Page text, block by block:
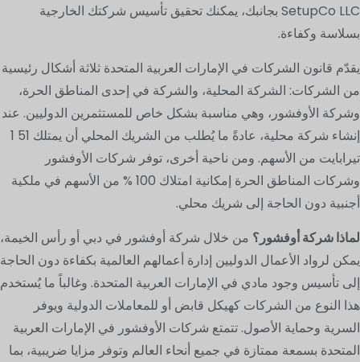
SetupCo LLC بجانبك، يمكنك تحقيق تأسيس شركتك الخارجية
بسلاسة وكفاءة.
يقدّم قانون الشركات في الإمارات العربية المتحدة ثلاثة أشكال رئيسية
من الشركات: الشركة المحلية، والشركة في إحدى المناطق الحرة،
وشركة الأوفشور، وهي مناسبة بشكل خاص للمستثمرين الدوليين. عند
إنشاء شركة محلية، عادةً ما يُطلب من الشريك المحلي أن يمتلك 51 1
تيرابايت من الأسهم. ومن ناحية أخرى، توفر شركات الأوفشور
وشركات المناطق الحرة إمكانية امتلاك 100 % من الأسهم في ملكية
أجنبية دون الحاجة إلى شريك محلي.
لماذا شركة أوفشور؟ من خلال شركة أوفشور في دبي أو رأس الخيمة،
يمكن لرواد الأعمال الدوليين إدارة أعمالهم العالمية بكفاءة دون الحاجة
إلى تأسيس وجود مادي في الإمارات العربية المتحدة. وغالباً ما يُستخدم
هذا النوع من الشركات كهيكل قابض أو للمعاملات الدولية ويوفر
السرية وحماية الأصول. تتمتع شركات الأوفشور في الإمارات العربية
المتحدة بسمعة ممتازة في جميع أنحاء العالم وتوفر مزايا ضريبية، بما